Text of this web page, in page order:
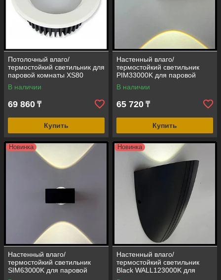
Потолочный влаго/
термостойкий светильник для
паровой комнаты XS80
(встраиваемый, 4000K, 9W,
12V, IP67, LED)
В наличии
69 860 ₸
Купить
Настенный влаго/
термостойкий светильник
PIM33000K для паровой
комнаты (LED, 24В,
мощность = 3 Вт, 3000K,
В наличии
65 720 ₸
Купить
Новинка
Настенный влаго/
термостойкий светильник
SIM63000K для паровой
комнаты (LED, 24В,
Новинка
Настенный влаго/
термостойкий светильник
Black WALL123000K для
паровой комнаты (LED, 24В,